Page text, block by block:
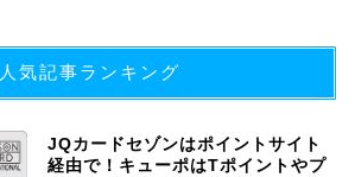
人気記事ランキング
JQカードセゾンはポイントサイト
経由で！キューポはTポイントやプ